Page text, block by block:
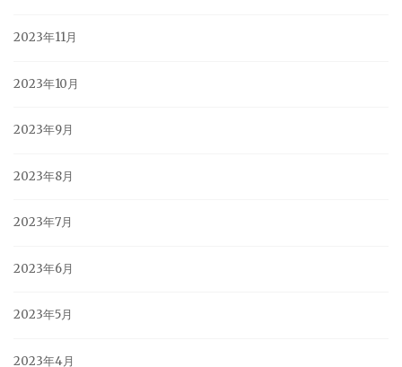
2023年11月
2023年10月
2023年9月
2023年8月
2023年7月
2023年6月
2023年5月
2023年4月